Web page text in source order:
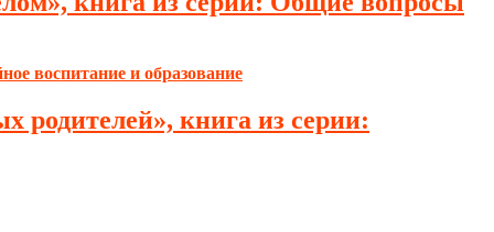
родителей», книга из серии: